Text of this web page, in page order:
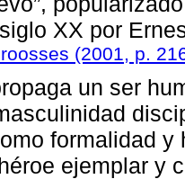
XX por
(2001, p.
un ser
formalidad
ejemplar y